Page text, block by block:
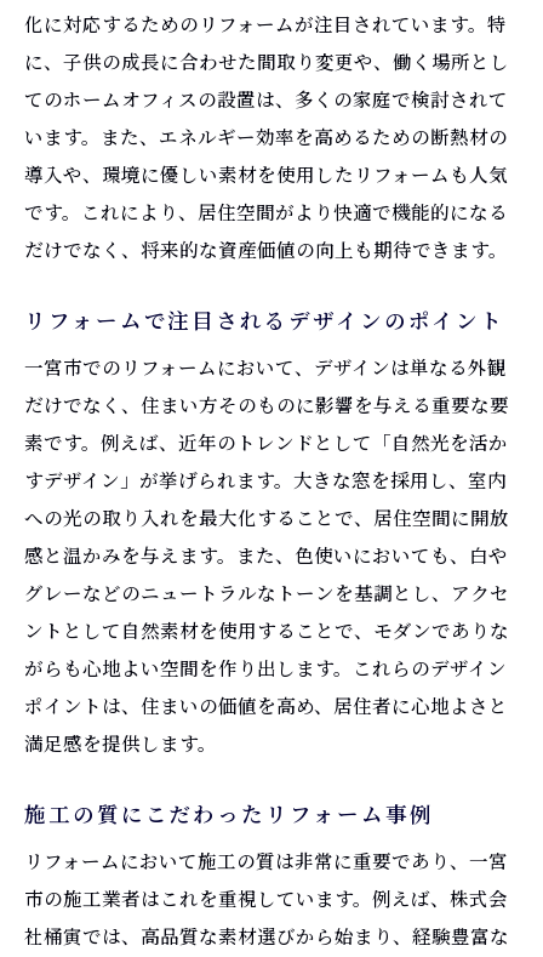
化に対応するためのリフォームが注目されています。特
に、子供の成長に合わせた間取り変更や、働く場所とし
てのホームオフィスの設置は、多くの家庭で検討されて
います。また、エネルギー効率を高めるための断熱材の
導入や、環境に優しい素材を使用したリフォームも人気
です。これにより、居住空間がより快適で機能的になる
だけでなく、将来的な資産価値の向上も期待できます。
リフォームで注目されるデザインのポイント
一宮市でのリフォームにおいて、デザインは単なる外観
だけでなく、住まい方そのものに影響を与える重要な要
素です。例えば、近年のトレンドとして「自然光を活か
すデザイン」が挙げられます。大きな窓を採用し、室内
への光の取り入れを最大化することで、居住空間に開放
感と温かみを与えます。また、色使いにおいても、白や
グレーなどのニュートラルなトーンを基調とし、アクセ
ントとして自然素材を使用することで、モダンでありな
がらも心地よい空間を作り出します。これらのデザイン
ポイントは、住まいの価値を高め、居住者に心地よさと
満足感を提供します。
施工の質にこだわったリフォーム事例
リフォームにおいて施工の質は非常に重要であり、一宮
市の施工業者はこれを重視しています。例えば、株式会
社桶寅では、高品質な素材選びから始まり、経験豊富な